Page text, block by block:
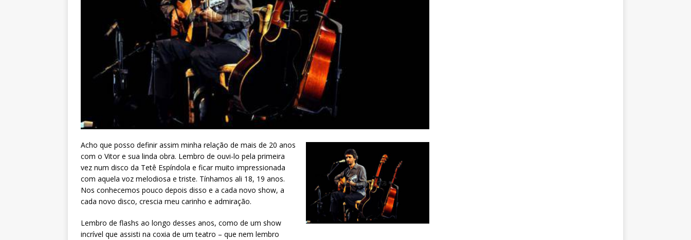
Acho que posso definir assim minha relação de mais de 20 anos
com o Vitor e sua linda obra. Lembro de ouvi-lo pela primeira
vez num disco da Tetê Espíndola e ficar muito impressionada
com aquela voz melodiosa e triste. Tínhamos ali 18, 19 anos.
Nos conhecemos pouco depois disso e a cada novo show, a
cada novo disco, crescia meu carinho e admiração.
Lembro de flashs ao longo desses anos, como de um show
incrível que assisti na coxia de um teatro – que nem lembro